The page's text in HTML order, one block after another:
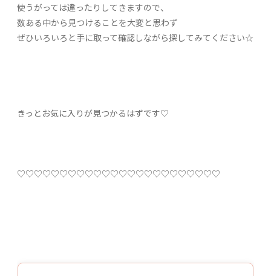
使うがっては違ったりしてきますので、
数ある中から見つけることを大変と思わず
ぜひいろいろと手に取って確認しながら探してみてください☆
きっとお気に入りが見つかるはずです♡
♡♡♡♡♡♡♡♡♡♡♡♡♡♡♡♡♡♡♡♡♡♡♡♡